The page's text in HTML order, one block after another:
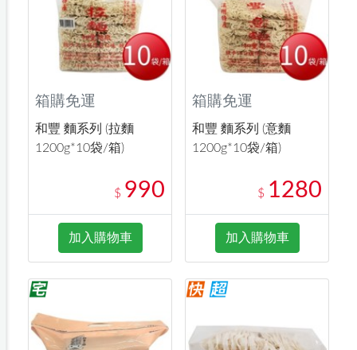
箱購免運
和豐 麵系列 (拉麵
1200g*10袋/箱)
$ 990
加入購物車
箱購免運
和豐 麵系列 (意麵
1200g*10袋/箱)
$ 1280
加入購物車